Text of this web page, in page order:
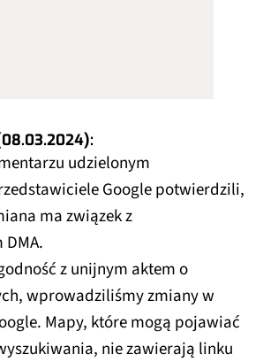
udzielonym
Google potwierdzili,
ma związek z
z unijnym aktem o
wprowadziliśmy zmiany w
Mapy, które mogą pojawiać
nie zawierają linku